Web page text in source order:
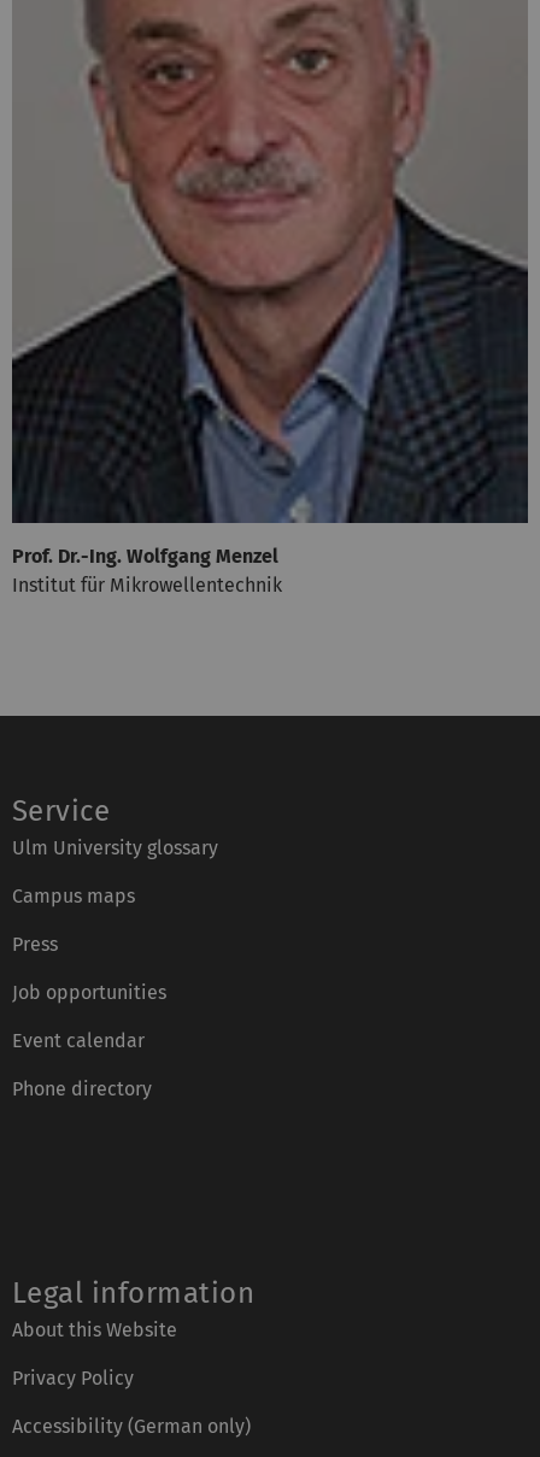
Prof. Dr.-Ing. Wolfgang Menzel
Institut für Mikrowellentechnik
Service
Ulm University glossary
Campus maps
Press
Job opportunities
Event calendar
Phone directory
Legal information
About this Website
Privacy Policy
Accessibility (German only)